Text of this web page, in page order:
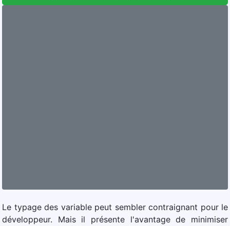
Le typage des variable peut sembler contraignant pour le
développeur. Mais il présente l'avantage de minimiser